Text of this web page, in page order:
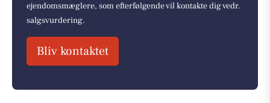
ejendomsmæglere, som efterfølgende vil kontakte dig vedr.
salgsvurdering.
Bliv kontaktet